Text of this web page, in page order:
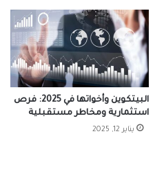
البيتكوين وأخواتها في 2025: فرص
استثمارية ومخاطر مستقبلية
يناير 12, 2025